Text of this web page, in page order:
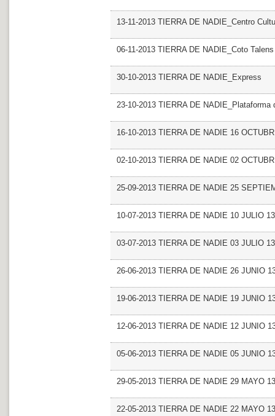
13-11-2013 TIERRA DE NADIE_Centro
06-11-2013 TIERRA DE NADIE_Coto Talens
30-10-2013 TIERRA DE NADIE_Express
23-10-2013 TIERRA DE
16-10-2013 TIERRA DE NADIE 16
02-10-2013 TIERRA DE NADIE 02
25-09-2013 TIERRA DE NADIE 25
10-07-2013 TIERRA DE NADIE 10 JULIO 13
03-07-2013 TIERRA DE NADIE 03 JULIO 13
26-06-2013 TIERRA DE NADIE 26 JUNIO
19-06-2013 TIERRA DE NADIE 19 JUNIO
12-06-2013 TIERRA DE NADIE 12 JUNIO
05-06-2013 TIERRA DE NADIE 05 JUNIO
29-05-2013 TIERRA DE NADIE 29 MAYO 13
22-05-2013 TIERRA DE NADIE 22 MAYO 13